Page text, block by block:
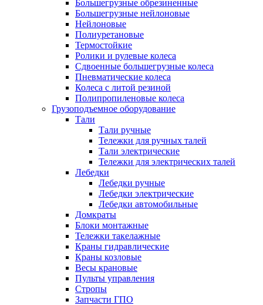
Большегрузные обрезиненные
Большегрузные нейлоновые
Нейлоновые
Полиуретановые
Термостойкие
Ролики и рулевые колеса
Сдвоенные большегрузные колеса
Пневматические колеса
Колеса с литой резиной
Полипропиленовые колеса
Грузоподъемное оборудование
Тали
Тали ручные
Тележки для ручных талей
Тали электрические
Тележки для электрических талей
Лебедки
Лебедки ручные
Лебедки электрические
Лебедки автомобильные
Домкраты
Блоки монтажные
Тележки такелажные
Краны гидравлические
Краны козловые
Весы крановые
Пульты управления
Стропы
Запчасти ГПО